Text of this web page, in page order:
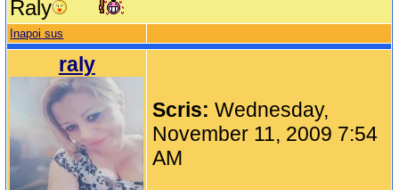
Raly
Inapoi sus
raly
Scris:Wednesday,
November 11, 2009 7:54
AM